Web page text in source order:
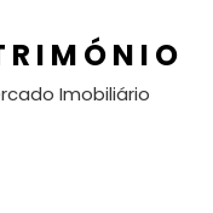
Imobiliário